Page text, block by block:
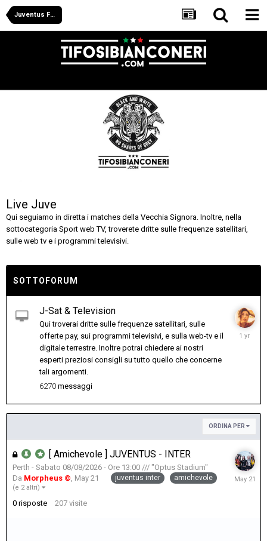
Juventus Forum
Live Juve
Qui seguiamo in diretta i matches della Vecchia Signora. Inoltre, nella
sottocategoria Sport web TV, troverete dritte sulle frequenze satellitari,
sulle web tv e i programmi televisivi.
SOTTOFORUM
J-Sat & Television
Qui troverai dritte sulle frequenze satellitari, sulle
offerte pay, sui programmi televisivi, e sulla web-tv e il
digitale terrestre. Inoltre potrai chiedere ai nostri
esperti preziosi consigli su tutto quello che concerne
tali argomenti.
6270 messaggi
March
ORDINA PER
[ Amichevole ] JUVENTUS - INTER
Perth - Sabato 08/08/2026 - Ore 13:00 /// "Optus Stadium"
Da Morpheus ©, May 21 juventus inter amichevole
(e 2 altri)
0 risposte 207 visite
May